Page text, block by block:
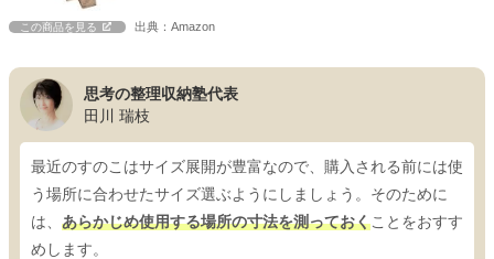
この商品を見る 出典：Amazon
思考の整理収納塾代表
田川 瑞枝
最近のすのこはサイズ展開が豊富なので、購入される前には使
う場所に合わせたサイズ選ぶようにしましょう。そのために
は、 あらかじめ使用する場所の寸法を測っておくことをおすす
めします。